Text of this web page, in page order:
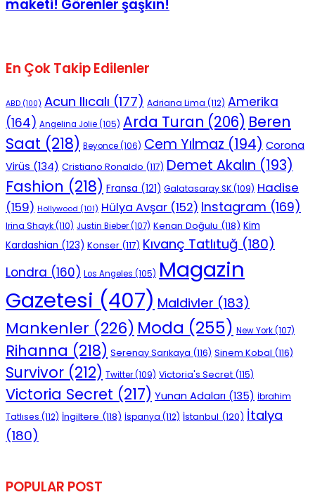
maketi! Görenler şaşkın!
En Çok Takip Edilenler
ABD (100) Acun Ilıcalı (177) Adriana Lima (112) Amerika
(164) Angelina Jolie(105) Arda Turan (206) Beren
Saat (218) Beyonce(106) Cem Yılmaz (194) Corona
Virüs (134) Cristiano Ronaldo (117) Demet Akalın (193)
Fashion (218) Fransa (121) Galatasaray SK(109) Hadise
(159) Hollywood (101) Hülya Avşar (152) Instagram (169)
Irina Shayk(110) Justin Bieber(107) Kenan Doğulu (118) Kim
Kardashian (123) Konser (117) Kıvanç Tatlıtuğ (180)
Londra (160) Los Angeles (105) Magazin
Gazetesi (407) Maldivler (183)
Mankenler (226) Moda (255) New York(107)
Rihanna (218) Serenay Sarıkaya (116) Sinem Kobal (116)
Survivor (212) Twitter(109) Victoria's Secret (115)
Victoria Secret (217) Yunan Adaları (135) İbrahim
Tatlıses (112) İngiltere (118) İspanya (112) İstanbul (120) İtalya
(180)
POPULAR POST